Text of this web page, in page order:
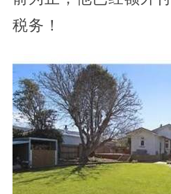
税务！